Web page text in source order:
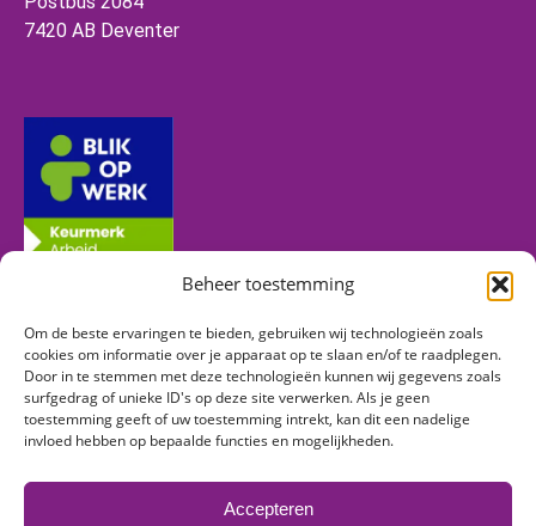
Beheer toestemming
Om de beste ervaringen te bieden, gebruiken wij technologieën zoals
cookies om informatie over je apparaat op te slaan en/of te raadplegen.
Door in te stemmen met deze technologieën kunnen wij gegevens zoals
surfgedrag of unieke ID's op deze site verwerken. Als je geen
toestemming geeft of uw toestemming intrekt, kan dit een nadelige
invloed hebben op bepaalde functies en mogelijkheden.
Accepteren
7420 AB Deventer
Volg ons
Vind ons op:
Facebook
page
Linkedin
page
Instagram
page